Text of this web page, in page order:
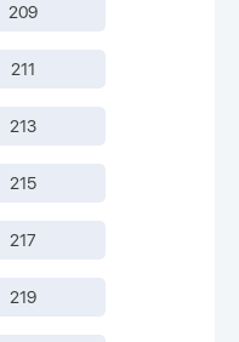
209
211
213
215
217
219